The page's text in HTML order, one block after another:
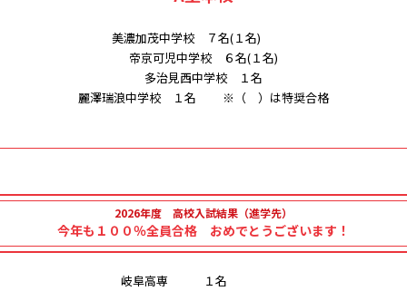
美濃加茂中学校 ７名(１名)
帝京可児中学校 ６名(１名)
多治見西中学校 １名
麗澤瑞浪中学校 １名 ※（ ）は特奨合格
2026年度 高校入試結果（進学先）
今年も１００％全員合格 おめでとうございます！
岐阜高専 １名